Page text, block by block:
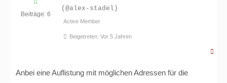
Beiträge: 6
(@alex-stadel)
Active Member
Beigetreten: Vor 5 Jahren
Anbei eine Auflistung mit möglichen Adressen für die